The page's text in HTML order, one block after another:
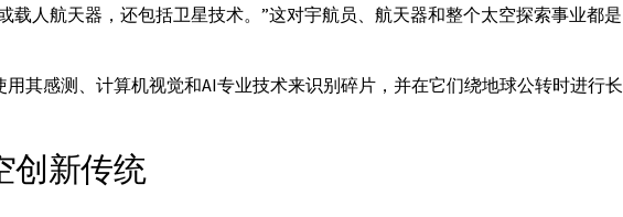
载人航天器，还包括卫星技术。”这对宇航员、航天器和整个太空探索事业都是
用其感测、计算机视觉和AI专业技术来识别碎片，并在它们绕地球公转时进行长
创新传统